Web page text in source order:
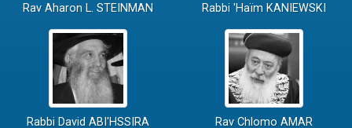
Rav Aharon L. STEINMAN Rabbi 'Haïm KANIEWSKI
Rabbi David ABI'HSSIRA Rav Chlomo AMAR